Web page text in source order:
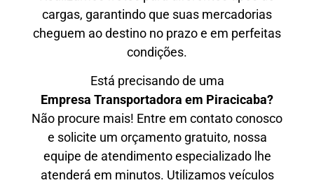
cargas, garantindo que suas mercadorias
cheguem ao destino no prazo e em perfeitas
condições.
Está precisando de uma
Empresa Transportadora em Piracicaba?
Não procure mais! Entre em contato conosco
e solicite um orçamento gratuito, nossa
equipe de atendimento especializado lhe
atenderá em minutos. Utilizamos veículos